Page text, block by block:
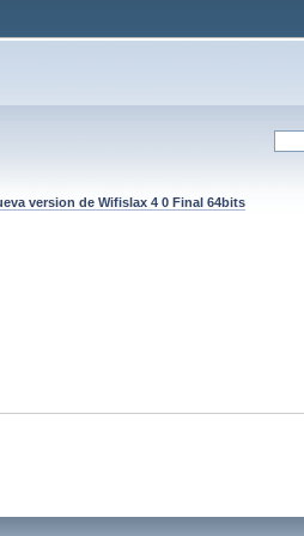
version de Wifislax 4 0 Final 64bits